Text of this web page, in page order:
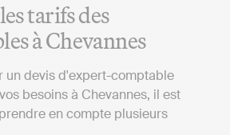
tarifs des
à Chevannes
un devis d'expert-comptable
besoins à Chevannes, il est
en compte plusieurs